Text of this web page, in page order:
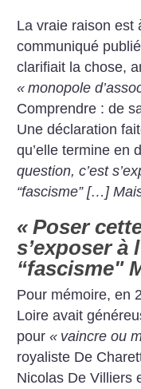
La vraie raison est
communiqué
clarifiait la chose,
« monopole
Comprendre : de
Une déclaration
qu’elle termine en
question, c’est
“fascisme” […]
« Poser
s’exposer à
“fascisme"
Pour mémoire, en
Loire avait
pour« vaincre ou
royaliste De
Nicolas De Villiers